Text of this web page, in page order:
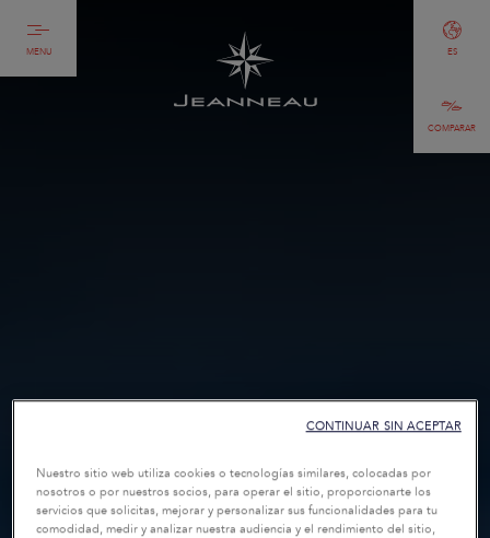
MENU
COMPARAR
ES
Nuestro sitio web utiliza cookies o tecnologías similares, colocadas por
nosotros o por nuestros socios, para operar el sitio, proporcionarte los
servicios que solicitas, mejorar y personalizar sus funcionalidades para tu
comodidad, medir y analizar nuestra audiencia y el rendimiento del sitio,
CONTINUAR SIN ACEPTAR